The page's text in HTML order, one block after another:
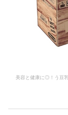
美容と健康に◎！う豆